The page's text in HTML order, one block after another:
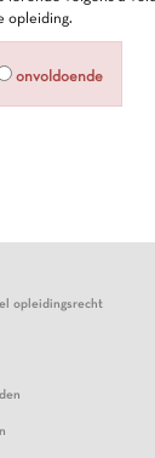
opleiding.
onvoldoende
opleidingsrecht